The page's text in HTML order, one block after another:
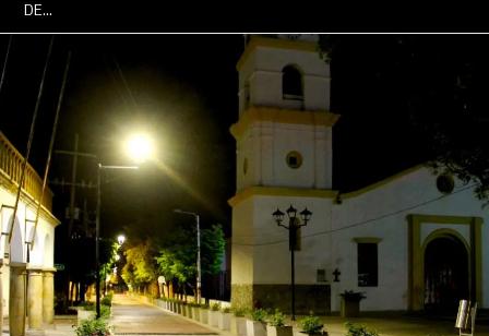
DE…